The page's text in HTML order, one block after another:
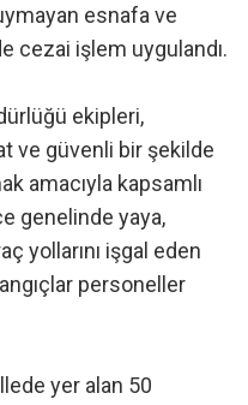
esnafa ve
cezai işlem uygulandı.
ekipleri,
ve güvenli bir şekilde
amacıyla kapsamlı
genelinde yaya,
yollarını işgal eden
personeller
yer alan 50